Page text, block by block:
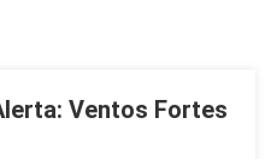
Ventos Fortes